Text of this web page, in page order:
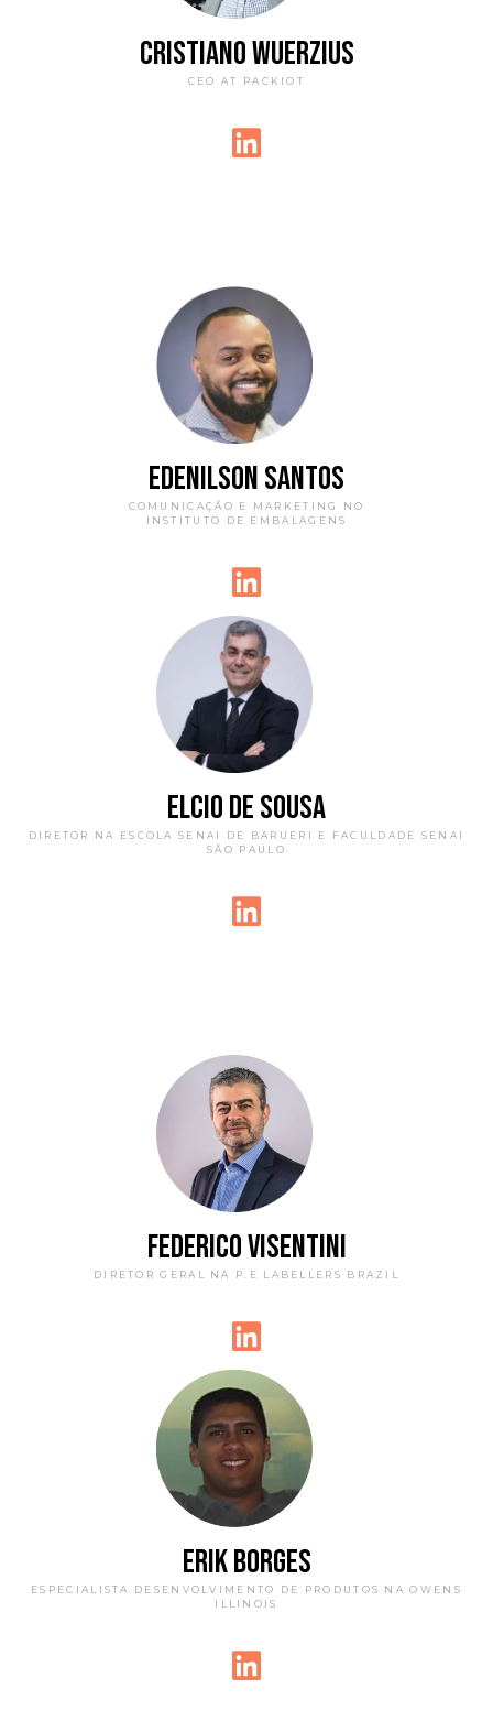
CRISTIANO WUERZIUS
CEO AT PACKIOT
EDENILSON SANTOS
COMUNICAÇÃO E MARKETING NO
INSTITUTO DE EMBALAGENS
ELCIO DE SOUSA
DIRETOR NA ESCOLA SENAI DE BARUERI E FACULDADE SENAI
SÃO PAULO
FEDERICO VISENTINI
DIRETOR GERAL NA P.E LABELLERS BRAZIL
ERIK BORGES
ESPECIALISTA DESENVOLVIMENTO DE PRODUTOS NA OWENS
ILLINOIS